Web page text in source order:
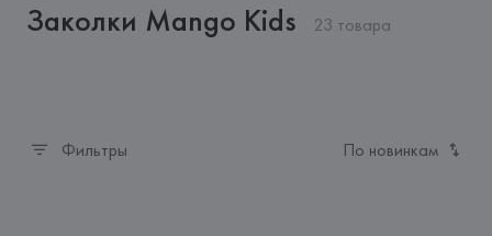
Заколки Mango Kids 23 товара
Фильтры По новинкам